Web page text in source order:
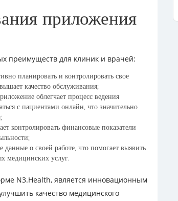
приложения
преимуществ для клиник и врачей:
планировать и контролировать свое
качество обслуживания;
облегчает процесс ведения
с пациентами онлайн, что значительно
контролировать финансовые показатели
о своей работе, что помогает выявить
медицинских услуг.
N3.Health, является инновационным
качество медицинского